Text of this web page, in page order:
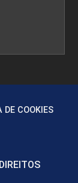
DE COOKIES